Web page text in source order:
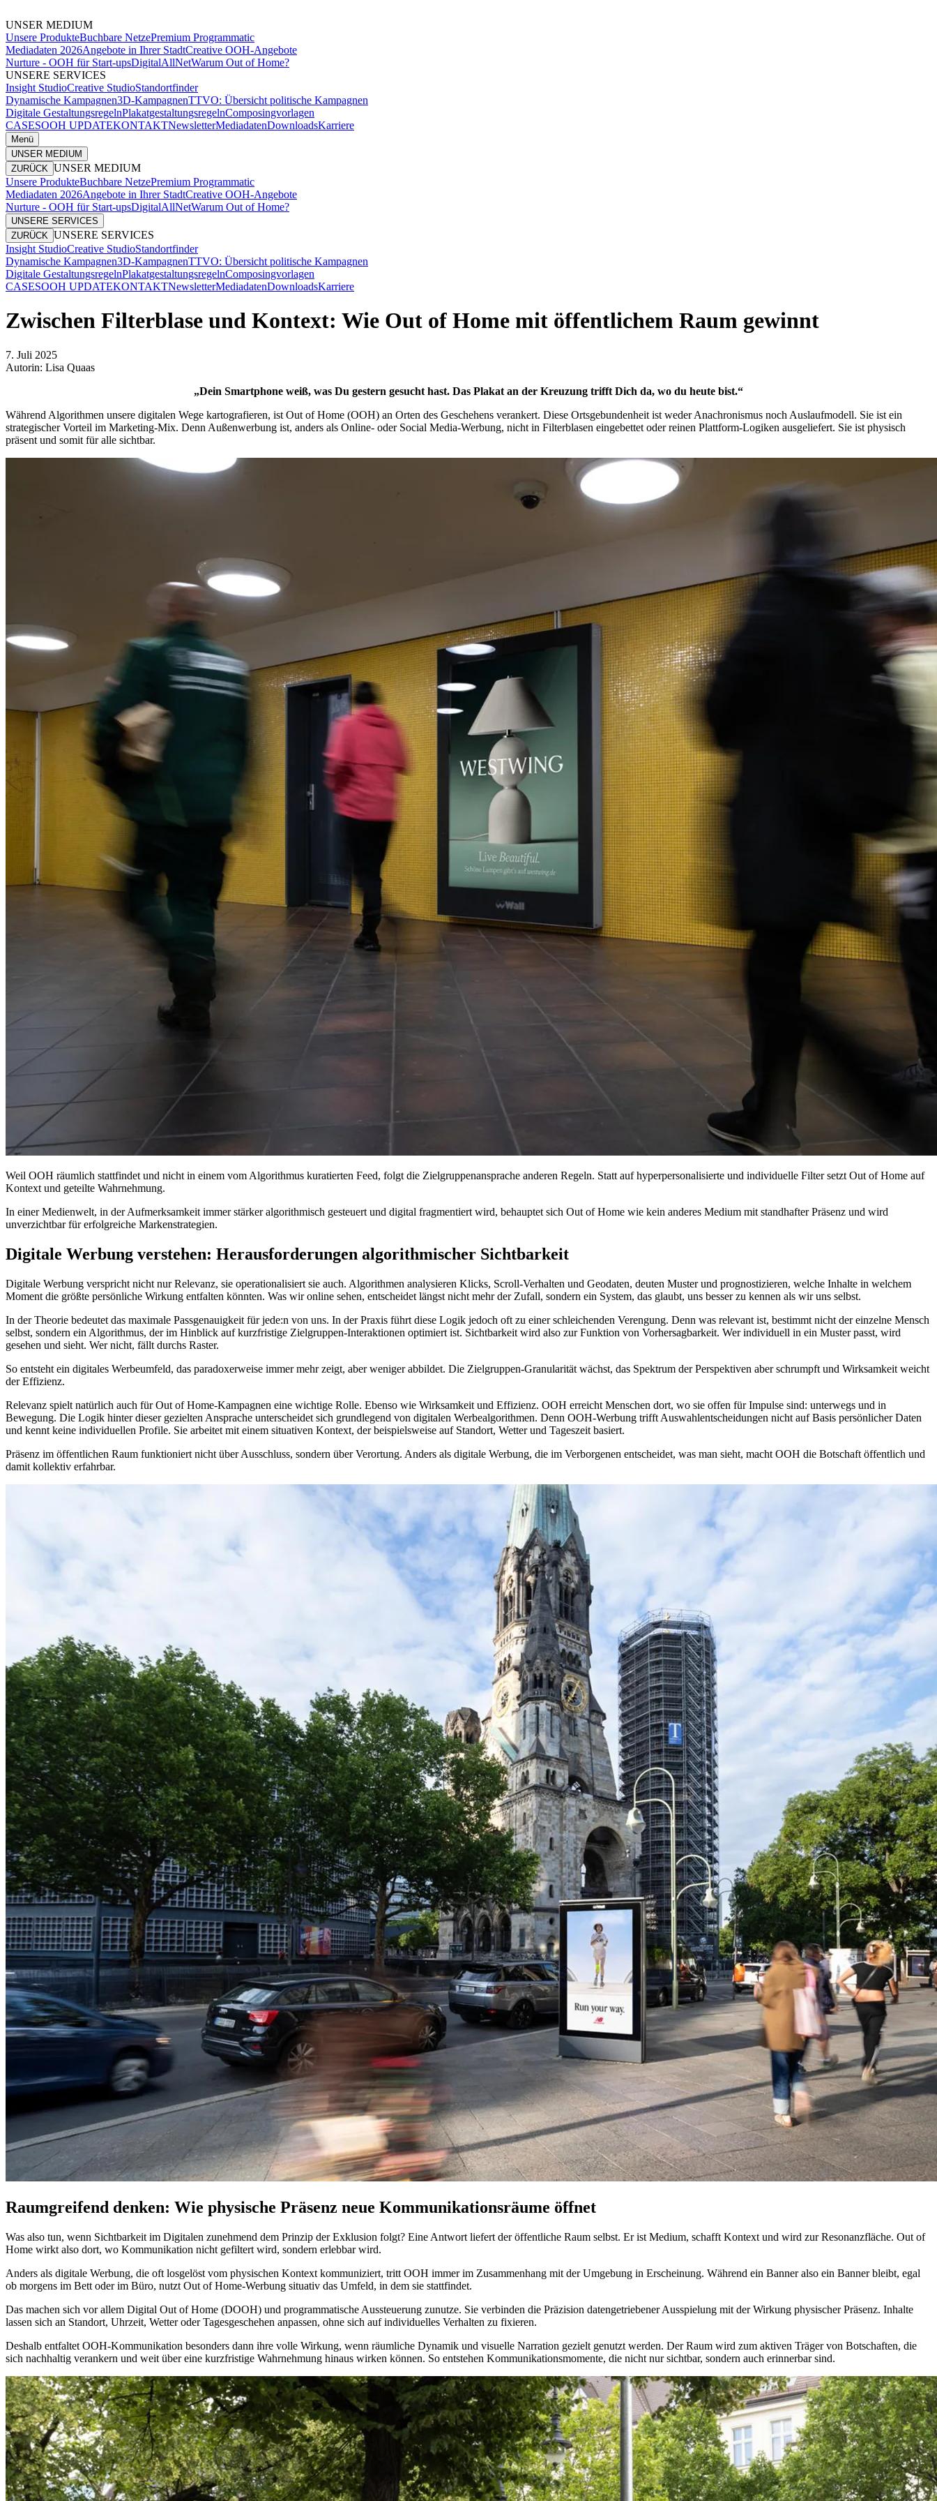
UNSER MEDIUM
Unsere ProdukteBuchbare NetzePremium Programmatic
Mediadaten 2026Angebote in Ihrer StadtCreative OOH-Angebote
Nurture - OOH für Start-upsDigitalAllNetWarum Out of Home?
UNSERE SERVICES
Insight StudioCreative StudioStandortfinder
Dynamische Kampagnen3D-KampagnenTTVO: Übersicht politische Kampagnen
Digitale GestaltungsregelnPlakatgestaltungsregelnComposingvorlagen
CASESOOH UPDATEKONTAKTNewsletterMediadatenDownloadsKarriere
Menü
UNSER MEDIUM
ZURÜCK UNSER MEDIUM
Unsere ProdukteBuchbare NetzePremium Programmatic
Mediadaten 2026Angebote in Ihrer StadtCreative OOH-Angebote
Nurture - OOH für Start-upsDigitalAllNetWarum Out of Home?
UNSERE SERVICES
ZURÜCK UNSERE SERVICES
Insight StudioCreative StudioStandortfinder
Dynamische Kampagnen3D-KampagnenTTVO: Übersicht politische Kampagnen
Digitale GestaltungsregelnPlakatgestaltungsregelnComposingvorlagen
CASESOOH UPDATEKONTAKTNewsletterMediadatenDownloadsKarriere
Zwischen Filterblase und Kontext: Wie Out of Home mit öffentlichem Raum gewinnt
7. Juli 2025
Autorin: Lisa Quaas
„Dein Smartphone weiß, was Du gestern gesucht hast. Das Plakat an der Kreuzung trifft Dich da, wo du heute bist.“
Während Algorithmen unsere digitalen Wege kartografieren, ist Out of Home (OOH) an Orten des Geschehens verankert. Diese Ortsgebundenheit ist weder Anachronismus noch Auslaufmodell. Sie ist ein
strategischer Vorteil im Marketing-Mix. Denn Außenwerbung ist, anders als Online- oder Social Media-Werbung, nicht in Filterblasen eingebettet oder reinen Plattform-Logiken ausgeliefert. Sie ist physisch
präsent und somit für alle sichtbar.
Weil OOH räumlich stattfindet und nicht in einem vom Algorithmus kuratierten Feed, folgt die Zielgruppenansprache anderen Regeln. Statt auf hyperpersonalisierte und individuelle Filter setzt Out of Home auf
Kontext und geteilte Wahrnehmung.
In einer Medienwelt, in der Aufmerksamkeit immer stärker algorithmisch gesteuert und digital fragmentiert wird, behauptet sich Out of Home wie kein anderes Medium mit standhafter Präsenz und wird
unverzichtbar für erfolgreiche Markenstrategien.
Digitale Werbung verstehen: Herausforderungen algorithmischer Sichtbarkeit
Digitale Werbung verspricht nicht nur Relevanz, sie operationalisiert sie auch. Algorithmen analysieren Klicks, Scroll-Verhalten und Geodaten, deuten Muster und prognostizieren, welche Inhalte in welchem
Moment die größte persönliche Wirkung entfalten könnten. Was wir online sehen, entscheidet längst nicht mehr der Zufall, sondern ein System, das glaubt, uns besser zu kennen als wir uns selbst.
In der Theorie bedeutet das maximale Passgenauigkeit für jede:n von uns. In der Praxis führt diese Logik jedoch oft zu einer schleichenden Verengung. Denn was relevant ist, bestimmt nicht der einzelne Mensch
selbst, sondern ein Algorithmus, der im Hinblick auf kurzfristige Zielgruppen-Interaktionen optimiert ist. Sichtbarkeit wird also zur Funktion von Vorhersagbarkeit. Wer individuell in ein Muster passt, wird
gesehen und sieht. Wer nicht, fällt durchs Raster.
So entsteht ein digitales Werbeumfeld, das paradoxerweise immer mehr zeigt, aber weniger abbildet. Die Zielgruppen-Granularität wächst, das Spektrum der Perspektiven aber schrumpft und Wirksamkeit weicht
der Effizienz.
Relevanz spielt natürlich auch für Out of Home-Kampagnen eine wichtige Rolle. Ebenso wie Wirksamkeit und Effizienz. OOH erreicht Menschen dort, wo sie offen für Impulse sind: unterwegs und in
Bewegung. Die Logik hinter dieser gezielten Ansprache unterscheidet sich grundlegend von digitalen Werbealgorithmen. Denn OOH-Werbung trifft Auswahlentscheidungen nicht auf Basis persönlicher Daten
und kennt keine individuellen Profile. Sie arbeitet mit einem situativen Kontext, der beispielsweise auf Standort, Wetter und Tageszeit basiert.
Präsenz im öffentlichen Raum funktioniert nicht über Ausschluss, sondern über Verortung. Anders als digitale Werbung, die im Verborgenen entscheidet, was man sieht, macht OOH die Botschaft öffentlich und
damit kollektiv erfahrbar.
Raumgreifend denken: Wie physische Präsenz neue Kommunikationsräume öffnet
Was also tun, wenn Sichtbarkeit im Digitalen zunehmend dem Prinzip der Exklusion folgt? Eine Antwort liefert der öffentliche Raum selbst. Er ist Medium, schafft Kontext und wird zur Resonanzfläche. Out of
Home wirkt also dort, wo Kommunikation nicht gefiltert wird, sondern erlebbar wird.
Anders als digitale Werbung, die oft losgelöst vom physischen Kontext kommuniziert, tritt OOH immer im Zusammenhang mit der Umgebung in Erscheinung. Während ein Banner also ein Banner bleibt, egal
ob morgens im Bett oder im Büro, nutzt Out of Home-Werbung situativ das Umfeld, in dem sie stattfindet.
Das machen sich vor allem Digital Out of Home (DOOH) und programmatische Aussteuerung zunutze. Sie verbinden die Präzision datengetriebener Ausspielung mit der Wirkung physischer Präsenz. Inhalte
lassen sich an Standort, Uhrzeit, Wetter oder Tagesgeschehen anpassen, ohne sich auf individuelles Verhalten zu fixieren.
Deshalb entfaltet OOH-Kommunikation besonders dann ihre volle Wirkung, wenn räumliche Dynamik und visuelle Narration gezielt genutzt werden. Der Raum wird zum aktiven Träger von Botschaften, die
sich nachhaltig verankern und weit über eine kurzfristige Wahrnehmung hinaus wirken können. So entstehen Kommunikationsmomente, die nicht nur sichtbar, sondern auch erinnerbar sind.